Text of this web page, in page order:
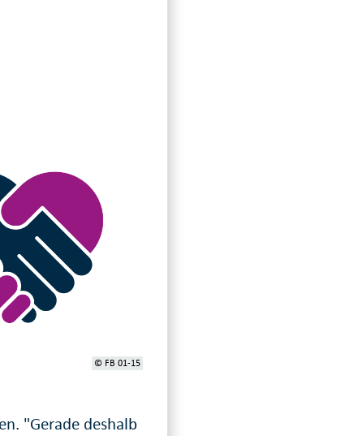
© FB 01-15
"Gerade deshalb